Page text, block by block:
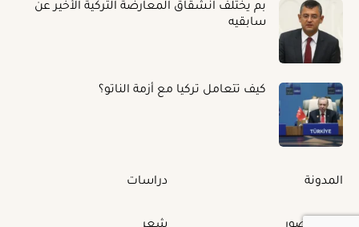
بم يختلف انشقاق المعارضة التركية الأخير عن
سابقيه
كيف تتعامل تركيا مع أزمة الناتو؟
المدونة دراسات